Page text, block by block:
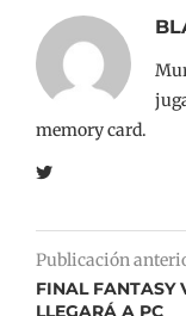
memory card.
Publicación
FINAL FANTASY